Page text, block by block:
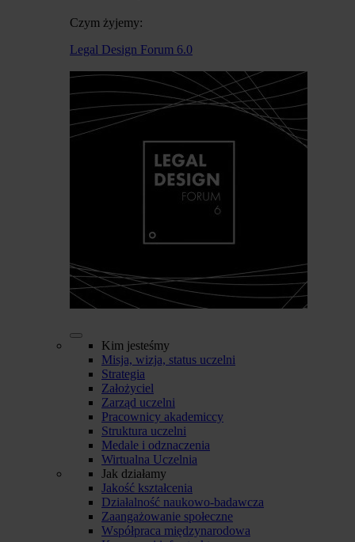
Czym żyjemy:
Legal Design Forum 6.0
Kim jesteśmy
Misja, wizja, status uczelni
Strategia
Założyciel
Zarząd uczelni
Pracownicy akademiccy
Struktura uczelni
Medale i odznaczenia
Wirtualna Uczelnia
Jak działamy
Jakość kształcenia
Działalność naukowo-badawcza
Zaangażowanie społeczne
Współpraca międzynarodowa